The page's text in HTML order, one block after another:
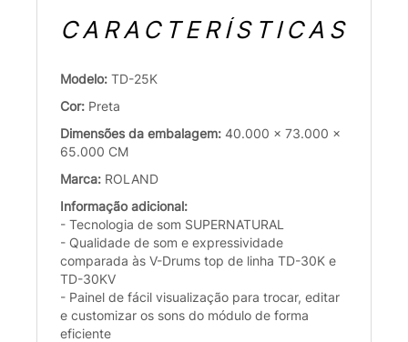
CARACTERÍSTICAS
Modelo: TD-25K
Cor: Preta
Dimensões da embalagem: 40.000 x 73.000 x
65.000 CM
Marca: ROLAND
Informação adicional:
- Tecnologia de som SUPERNATURAL
- Qualidade de som e expressividade
comparada às V-Drums top de linha TD-30K e
TD-30KV
- Painel de fácil visualização para trocar, editar
e customizar os sons do módulo de forma
eficiente